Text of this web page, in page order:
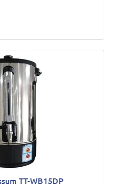
TT-WB15DP